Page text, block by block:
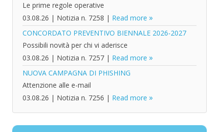
Le prime regole operative
03.08.26 | Notizia n. 7258 | Read more
CONCORDATO PREVENTIVO BIENNALE 2026-2027
Possibili novità per chi vi aderisce
03.08.26 | Notizia n. 7257 | Read more
NUOVA CAMPAGNA DI PHISHING
Attenzione alle e-mail
03.08.26 | Notizia n. 7256 | Read more